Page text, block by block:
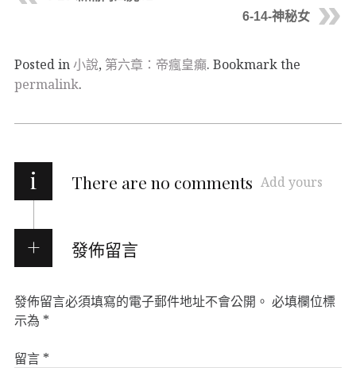
6-14-神秘女
Posted in小說, 第六章：帝瘋皇癲. Bookmark the
permalink.
i There are no comments Add yours
發佈留言
發佈留言必須填寫的電子郵件地址不會公開。 必填欄位標
示為 *
留言 *